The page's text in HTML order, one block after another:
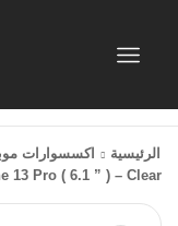
الرئيسية اكسسوارات
13 Pro ( 6.1 ” ) – Clear